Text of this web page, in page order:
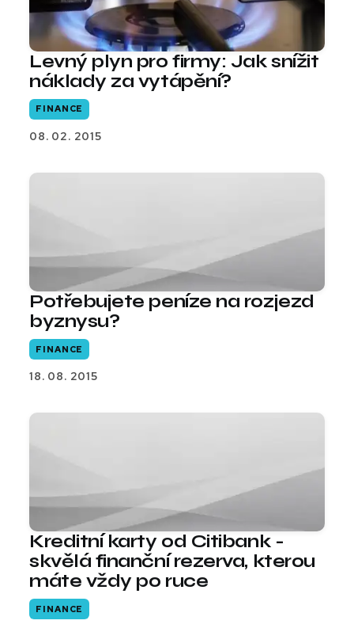
Levný plyn pro firmy: Jak snížit
náklady za vytápění?
FINANCE
08. 02. 2015
Potřebujete peníze na rozjezd
byznysu?
FINANCE
18. 08. 2015
Kreditní karty od Citibank -
skvělá finanční rezerva, kterou
máte vždy po ruce
FINANCE